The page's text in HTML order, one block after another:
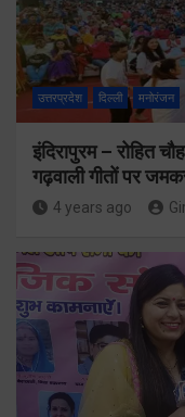
उत्तरप्रदेश दिल्ली मनोरंजन
इंदिरापुरम – रोहित
गढ़वाली गीतों पर
4 years ago